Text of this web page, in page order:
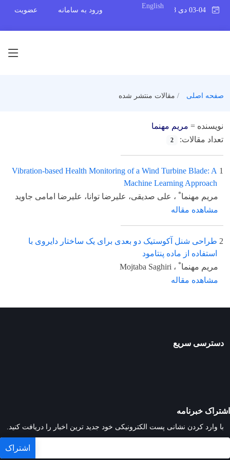
English
ورود به سامانه عضویت
صفحه اصلی مقالات منتشر شده
نویسنده = مریم مهنما
تعداد مقالات:
2
1
Vibration-based Health Monitoring of a Wind Turbine Blade: A
Machine Learning Approach
مریم مهنما* ، علی صدیقی، علیرضا توانا، علیرضا امامی جاوید
مشاهده مقاله
2 طراحی شنل آکوستیک دو بعدی برای یک ساختار دایروی با
استفاده از ماده پنتامود
مریم مهنما* ، Mojtaba Saghiri
مشاهده مقاله
دسترسی سریع
اشتراک خبرنامه
با وارد کردن نشانی پست الکترونیکی خود جدید ترین اخبار را دریافت کنید.